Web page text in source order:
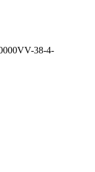
38-4-